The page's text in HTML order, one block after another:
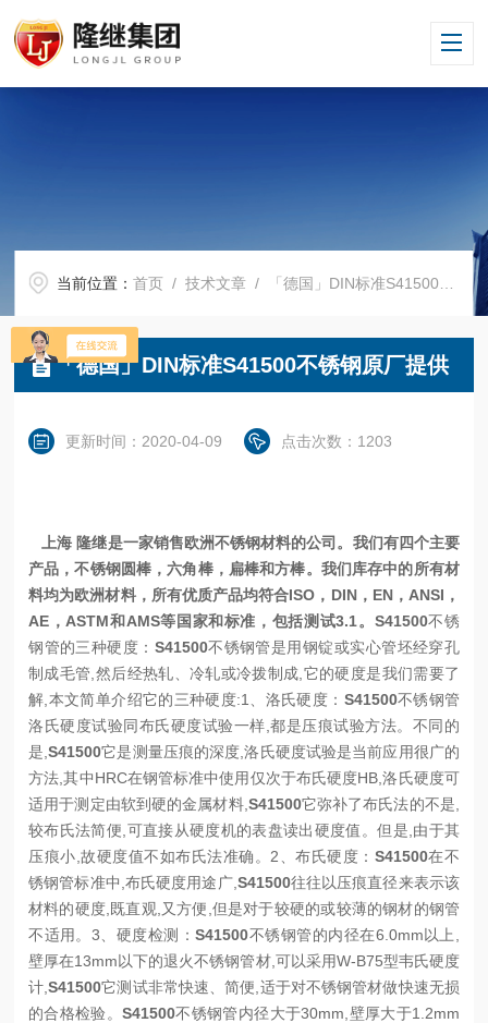
当前位置：首页 /技术文章 / 「德国」DIN标准S41500不锈钢原厂提供
「德国」DIN标准S41500不锈钢原厂提供
更新时间：2020-04-09 点击次数：1203
上海 隆继是一家销售欧洲不锈钢材料的公司。我们有四个主要
产品，不锈钢圆棒，六角棒，扁棒和方棒。我们库存中的所有材
料均为欧洲材料，所有优质产品均符合ISO，DIN，EN，ANSI，
AE，ASTM和AMS等国家和标准，包括测试3.1。 S41500不锈
钢管的三种硬度： S41500不锈钢管是用钢锭或实心管坯经穿孔
制成毛管,然后经热轧、冷轧或冷拨制成,它的硬度是我们需要了
解,本文简单介绍它的三种硬度:1、洛氏硬度： S41500不锈钢管
洛氏硬度试验同布氏硬度试验一样,都是压痕试验方法。不同的
是,S41500它是测量压痕的深度,洛氏硬度试验是当前应用很广的
方法,其中HRC在钢管标准中使用仅次于布氏硬度HB,洛氏硬度可
适用于测定由软到硬的金属材料, S41500它弥补了布氏法的不是,
较布氏法简便,可直接从硬度机的表盘读出硬度值。但是,由于其
压痕小,故硬度值不如布氏法准确。 2、布氏硬度： S41500在不
锈钢管标准中,布氏硬度用途广, S41500往往以压痕直径来表示该
材料的硬度,既直观,又方便,但是对于较硬的或较薄的钢材的钢管
不适用。 3、硬度检测：S41500不锈钢管的内径在6.0mm以上,
壁厚在13mm以下的退火不锈钢管材,可以采用W-B75型韦氏硬度
计,S41500它测试非常快速、简便,适于对不锈钢管材做快速无损
的合格检验。S41500不锈钢管内径大于30mm,壁厚大于1.2mm